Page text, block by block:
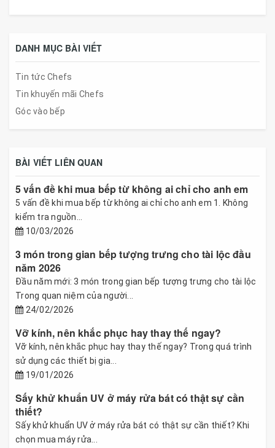
DANH MỤC BÀI VIẾT
Tin tức Chefs
Tin khuyến mãi Chefs
Góc vào bếp
BÀI VIẾT LIÊN QUAN
5 vấn đề khi mua bếp từ không ai chỉ cho anh em
5 vấn đề khi mua bếp từ không ai chỉ cho anh em 1. Không
kiểm tra nguồn...
10/03/2026
3 món trong gian bếp tượng trưng cho tài lộc đầu
năm 2026
Đầu năm mới: 3 món trong gian bếp tượng trưng cho tài lộc
Trong quan niệm của người...
24/02/2026
Vỡ kính, nên khắc phục hay thay thế ngay?
Vỡ kính, nên khắc phục hay thay thế ngay? Trong quá trình
sử dụng các thiết bị gia...
19/01/2026
Sấy khử khuẩn UV ở máy rửa bát có thật sự cần
thiết?
Sấy khử khuẩn UV ở máy rửa bát có thật sự cần thiết? Khi
chọn mua máy rửa...